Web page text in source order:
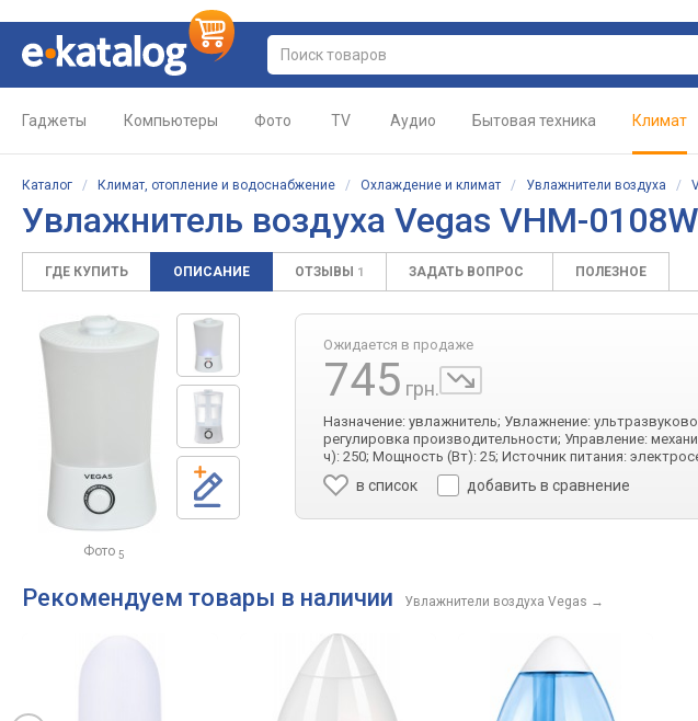
Гаджеты Компьютеры Фото TV Аудио Бытовая техника Климат
Каталог / Климат, отопление и водоснабжение / Охлаждение и климат / Увлажнители воздуха /
Увлажнитель воздуха Vegas VHM-
ГДЕ КУПИТЬ ОПИСАНИЕ ОТЗЫВЫ 1 ЗАДАТЬ ВОПРОС ПОЛЕЗНОЕ
Фото 5
Ожидается в продаже
745 грн.
Назначение: увлажнитель; Увлажнение:
регулировка производительности; Управление:
ч): 250; Мощность (Вт): 25; Источник питания:
в список добавить в сравнение
Рекомендуем товары в наличии Увлажнители воздуха Vegas →